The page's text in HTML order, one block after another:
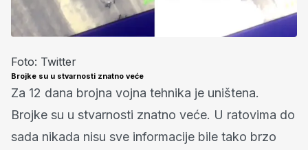
Foto: Twitter
Brojke su u stvarnosti znatno veće
Za 12 dana brojna vojna tehnika je uništena.
Brojke su u stvarnosti znatno veće. U ratovima do
sada nikada nisu sve informacije bile tako brzo